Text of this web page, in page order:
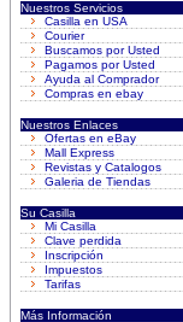
Nuestros Servicios
Casilla en USA
Courier
Buscamos por Usted
Pagamos por Usted
Ayuda al Comprador
Compras en ebay
Nuestros Enlaces
Ofertas en eBay
Mall Express
Revistas y Catalogos
Galeria de Tiendas
Su Casilla
Mi Casilla
Clave perdida
Inscripción
Impuestos
Tarifas
Más Información